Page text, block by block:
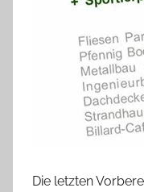
Die letzten